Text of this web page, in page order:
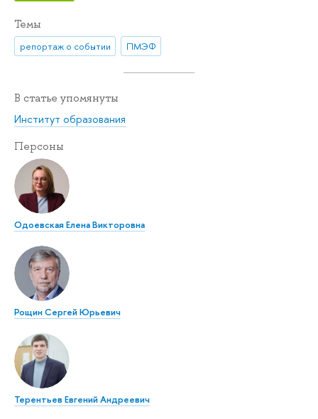
Темы
репортаж о событии ПМЭФ
В статье упомянуты
Институт образования
Персоны
Одоевская Елена Викторовна
Рощин Сергей Юрьевич
Терентьев Евгений Андреевич